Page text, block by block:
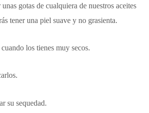
gotas de cualquiera de nuestros aceites
tener una piel suave y no grasienta.
los tienes muy secos.
su sequedad.